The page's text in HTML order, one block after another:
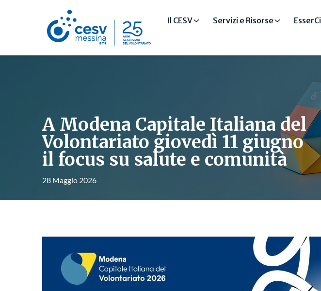
Il CESV Servizi e Risorse EsserCi
A Modena Capitale Italiana del
Volontariato giovedì 11 giugno
il focus su salute e comunità
28 Maggio 2026